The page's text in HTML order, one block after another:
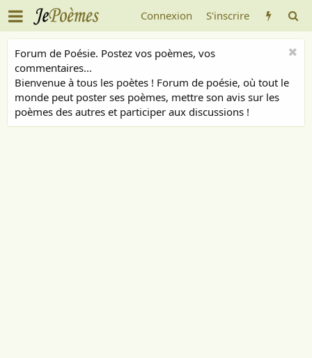
Connexion S'inscrire
Forum de Poésie. Postez vos poèmes, vos
commentaires...
Bienvenue à tous les poètes ! Forum de poésie, où tout le
monde peut poster ses poèmes, mettre son avis sur les
poèmes des autres et participer aux discussions !